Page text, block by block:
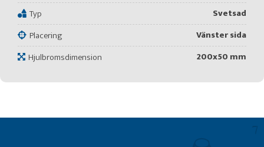
Typ
Svetsad
Placering
Vänster sida
Hjulbromsdimension
200x50 mm